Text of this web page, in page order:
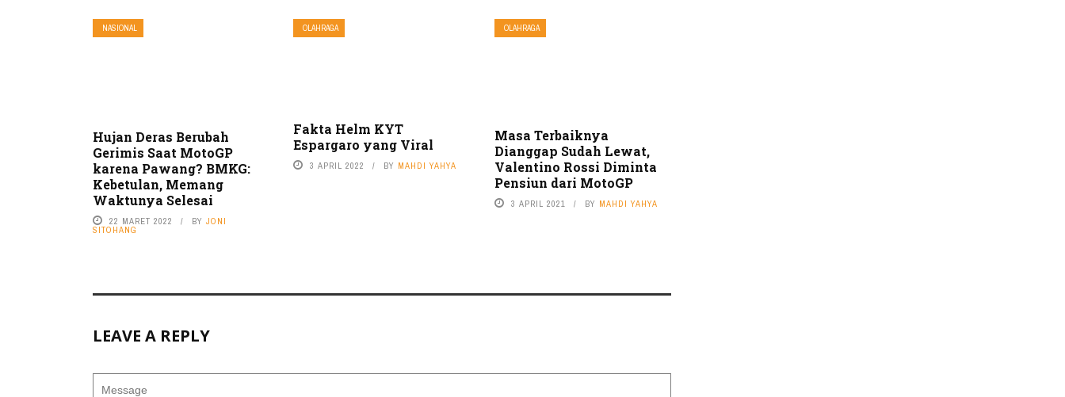
NASIONAL
Hujan Deras Berubah
Gerimis Saat MotoGP
karena Pawang? BMKG:
Kebetulan, Memang
Waktunya Selesai
22 MARET 2022 BY JONI
SITOHANG
OLAHRAGA
Fakta Helm KYT
Espargaro yang Viral
3 APRIL 2022 BY MAHDI YAHYA
OLAHRAGA
Masa Terbaiknya
Dianggap Sudah Lewat,
Valentino Rossi Diminta
Pensiun dari MotoGP
3 APRIL 2021 BY MAHDI YAHYA
LEAVE A REPLY